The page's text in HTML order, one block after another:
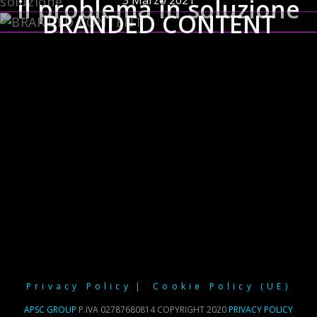
il problema in soluzione
BRANDED CONTENT
Privacy Policy
Cookie Policy (UE)
APSC GROUP P.IVA 02787680814 COPYRIGHT 2020PRIVACY POLICY